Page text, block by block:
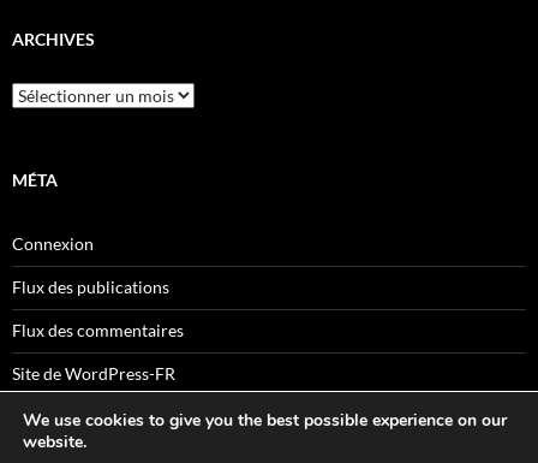
ARCHIVES
Archives
MÉTA
Connexion
Flux des publications
Flux des commentaires
Site de WordPress-FR
We use cookies to give you the best possible experience on our
website.